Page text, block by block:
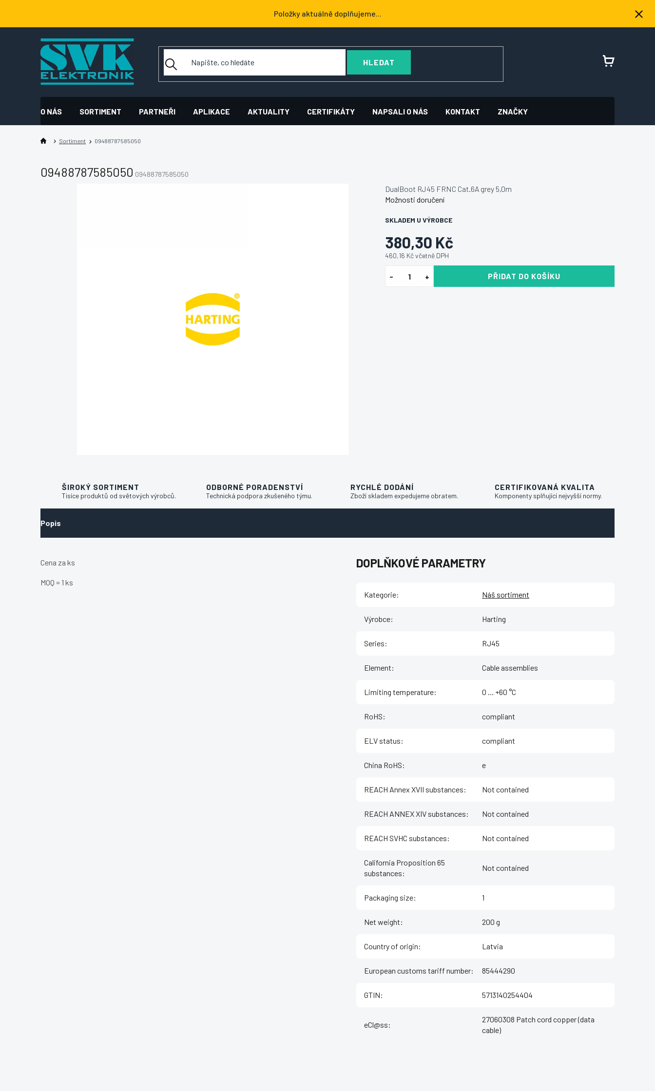
obsah
Položky aktuálně doplňujeme...
HLEDAT
NÁKUPNÍ
O NÁS SORTIMENT PARTNEŘI APLIKACE AKTUALITY CERTIFIKÁTY NAPSALI O NÁS KONTAKT ZNAČKY
Sortiment 09488787585050
09488787585050 09488787585050
380,30 Kč
460,16 Kč včetně DPH
SKLADEM U VÝROBCE
Možnosti doručení
PŘIDAT DO KOŠÍKU
DualBoot RJ45 FRNC Cat.6A grey 5,0m
ŠIROKÝ SORTIMENT
Tisíce produktů od světových výrobců.
ODBORNÉ PORADENSTVÍ
Technická podpora zkušeného týmu.
RYCHLÉ DODÁNÍ
Zboží skladem expedujeme obratem.
CERTIFIKOVANÁ KVALITA
Komponenty splňující nejvyšší normy.
Popis
Cena za ks
MOQ = 1 ks
DOPLŇKOVÉ PARAMETRY
Kategorie: Náš sortiment
Výrobce: Harting
Series: RJ45
Element: Cable assemblies
Limiting temperature: ‌0 ... +60 °C
RoHS: compliant
ELV status: compliant
China RoHS: e
REACH Annex XVII substances: Not contained
REACH ANNEX XIV substances: Not contained
REACH SVHC substances: Not contained
California Proposition 65
substances:
Not contained
Packaging size: 1
Net weight: 200 g
Country of origin: Latvia
European customs tariff number: 85444290
GTIN: 5713140254404
eCl@ss:
27060308 Patch cord copper (data
cable)